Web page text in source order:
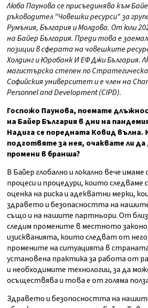
Люба Паунова се присъединява към
ръководител "Човешки ресурси" за
Румъния, България и Молдова. От юли
на Байер България. Преди това е
позиции в сферата на човешките
Холдинг и Юробанк И ЕФ Джи България.
магистърска степен по
Софийския университет и е член на
Personnel and Development (CIPD).
Госпожо Паунова, поемате
на Байер България в дни на
Надига се поредната Ковид вълна.
подготвяте за нея, очаквате ли
промени в бранша?
В Байер глобално и локално вече
процеси и процедури, които
оценка на риска и адекватни мерки,
здравето и безопасността на
също и на нашите партньори. От
следим промените в местното
изискванията, които следват от
промените на ситуацията в
установена практика за работа от
и необходимите технологии, за да
осъществява и това е от голяма
Здравето и безопосността на